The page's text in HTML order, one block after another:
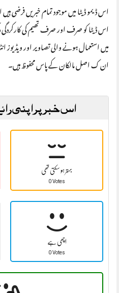
اس ڈیمو ڈیٹا میں موجود تمام خبریں فرضی
اس ڈیٹا کو صرف اور صرف تھیم کی
میں استعمال ہونے والی تصاویر اور
ان ک اصل مالکان کے پاس محفوظ ہیں۔
اس خبر پر اپنی
بہتر ہو سکتی تھی
0 Votes
اچھی ہے
0 Votes